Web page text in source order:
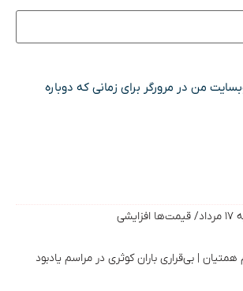
من در مرورگر برای زمانی که دوباره
همتیان | بی‌قراری باران کوثری در مراسم یادبود